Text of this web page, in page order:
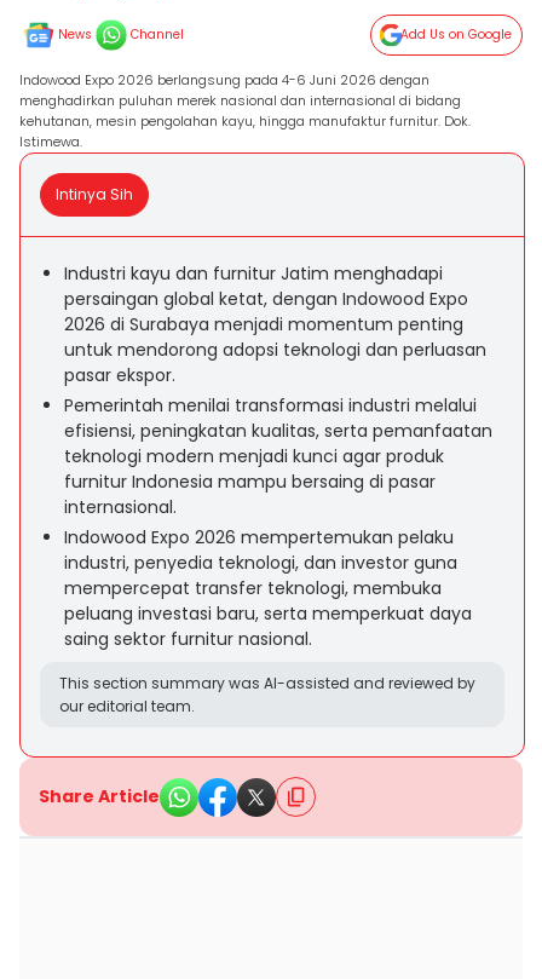
News Channel Add Us on Google
Indowood Expo 2026 berlangsung pada 4-6 Juni 2026 dengan
menghadirkan puluhan merek nasional dan internasional di bidang
kehutanan, mesin pengolahan kayu, hingga manufaktur furnitur. Dok.
Istimewa.
Intinya Sih
Industri kayu dan furnitur Jatim menghadapi
persaingan global ketat, dengan Indowood Expo
2026 di Surabaya menjadi momentum penting
untuk mendorong adopsi teknologi dan perluasan
pasar ekspor.
Pemerintah menilai transformasi industri melalui
efisiensi, peningkatan kualitas, serta pemanfaatan
teknologi modern menjadi kunci agar produk
furnitur Indonesia mampu bersaing di pasar
internasional.
Indowood Expo 2026 mempertemukan pelaku
industri, penyedia teknologi, dan investor guna
mempercepat transfer teknologi, membuka
peluang investasi baru, serta memperkuat daya
saing sektor furnitur nasional.
This section summary was AI-assisted and reviewed by
our editorial team.
Share Article